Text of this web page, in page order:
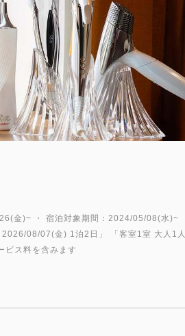
金)~ ・ 宿泊対象期間：2024/05/08(水)~
2026/08/07(金) 1泊2日 」 「 客室1室 大人1人
ビス料を含みます